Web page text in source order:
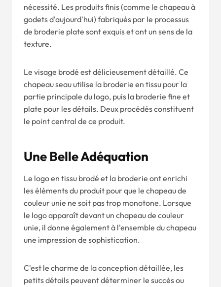
nécessité. Les produits finis (comme le chapeau à
godets d'aujourd'hui) fabriqués par le processus
de broderie plate sont exquis et ont un sens de la
texture.
Le visage brodé est délicieusement détaillé. Ce
chapeau seau utilise la broderie en tissu pour la
partie principale du logo, puis la broderie fine et
plate pour les détails. Deux procédés constituent
le point central de ce produit.
Une Belle Adéquation
Le logo en tissu brodé et la broderie ont enrichi
les éléments du produit pour que le chapeau de
couleur unie ne soit pas trop monotone. Lorsque
le logo apparaît devant un chapeau de couleur
unie, il donne également à l'ensemble du chapeau
une impression de sophistication.
C'est le charme de la conception détaillée, les
petits détails peuvent déterminer le succès ou